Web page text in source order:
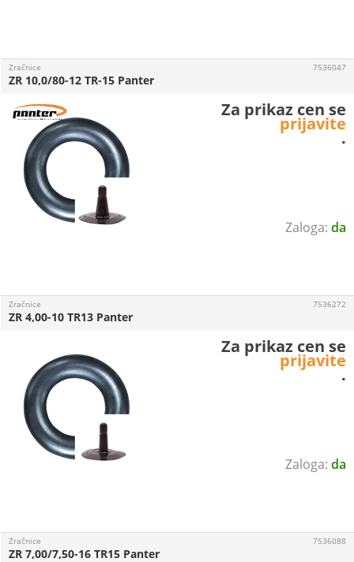
da
Zračnice
ZR 10,0/80-12 TR-15 Panter
7536047
Za prikaz cen se
prijavite
.
da
Zračnice
ZR 4,00-10 TR13 Panter
7536272
Za prikaz cen se
prijavite
.
Zračnice
ZR 7,00/7,50-16 TR15 Panter
7536088